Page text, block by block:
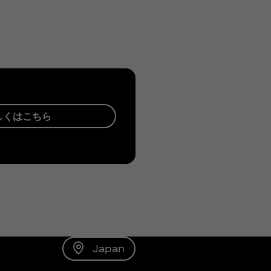
くはこちら
Japan